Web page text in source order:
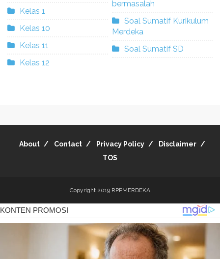
Kelas 1
Kelas 10
Kelas 11
Kelas 12
bermasalah
Soal Sumatif Kurikulum
Merdeka
Soal Sumatif SD
About Contact Privacy Policy
Disclaimer
TOS
Copyright 2019 RPPMERDEKA